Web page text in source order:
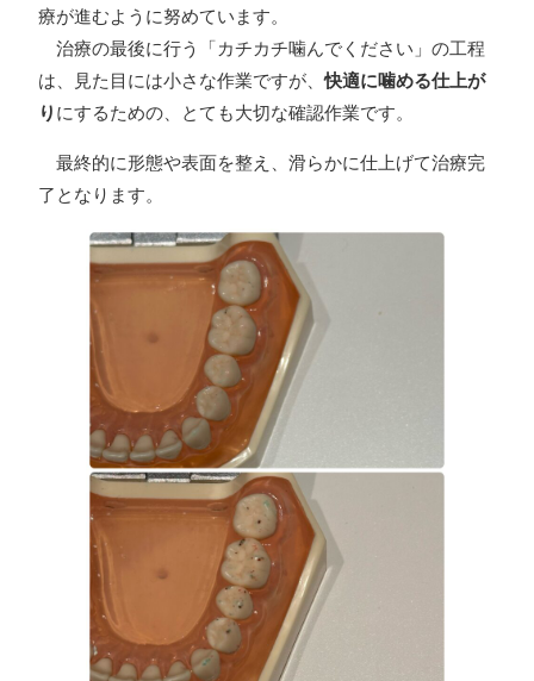
療が進むように努めています。
治療の最後に行う「カチカチ噛んでください」の工程
は、見た目には小さな作業ですが、快適に噛める仕上が
り にするための、とても大切な確認作業です。
最終的に形態や表面を整え、滑らかに仕上げて治療完
了となります。